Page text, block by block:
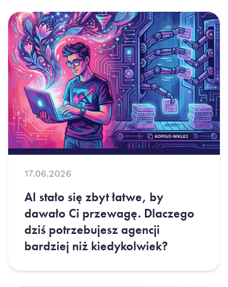
17.06.2026
AI stało się zbyt łatwe, by
dawało Ci przewagę. Dlaczego
dziś potrzebujesz agencji
bardziej niż kiedykolwiek?